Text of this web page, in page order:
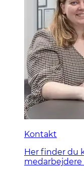
Kontakt
Her finder du